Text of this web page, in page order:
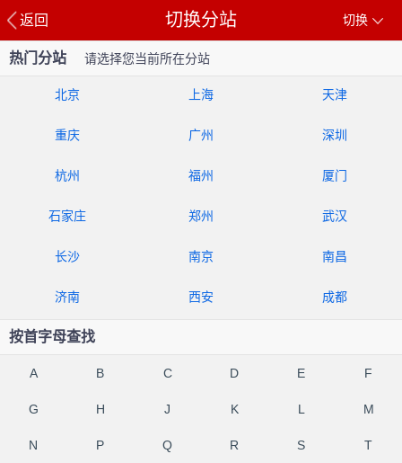
返回 切换
切换分站
热门分站 请选择您当前所在分站
北京 上海 天津
重庆 广州 深圳
杭州 福州 厦门
石家庄 郑州 武汉
长沙 南京 南昌
济南 西安 成都
按首字母查找
A B C D E F
G H J K L M
N P Q R S T